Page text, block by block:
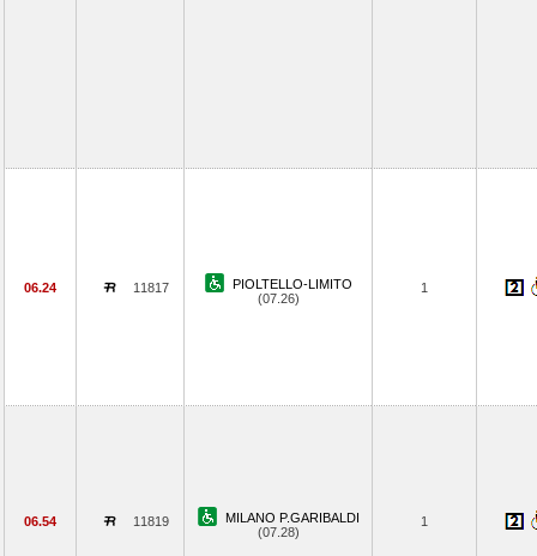
06.24 11817
PIOLTELLO-LIMITO
(07.26)
1
06.54 11819
MILANO P.GARIBALDI
(07.28)
1